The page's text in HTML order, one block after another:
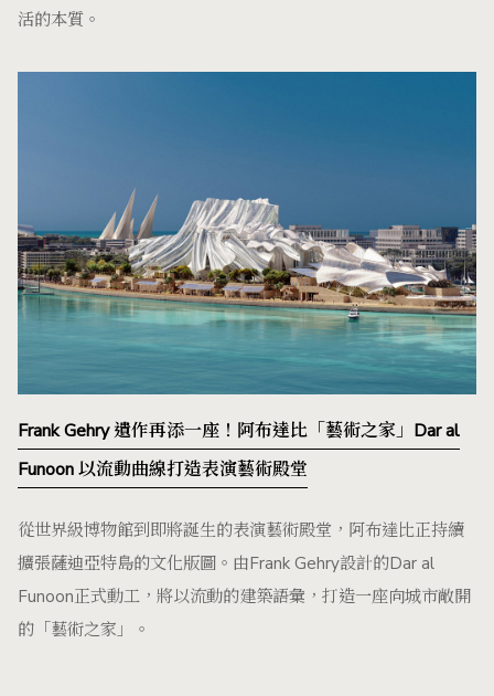
活的本質。
Frank Gehry 遺作再添一座！阿布達比「藝術之家」Dar al
Funoon 以流動曲線打造表演藝術殿堂
從世界級博物館到即將誕生的表演藝術殿堂，阿布達比正持續
擴張薩迪亞特島的文化版圖。由Frank Gehry設計的Dar al
Funoon正式動工，將以流動的建築語彙，打造一座向城市敞開
的「藝術之家」。